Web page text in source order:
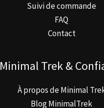
Suivi de commande
FAQ
Contact
Minimal Trek &
À propos de Minimal
Blog MinimalTrek